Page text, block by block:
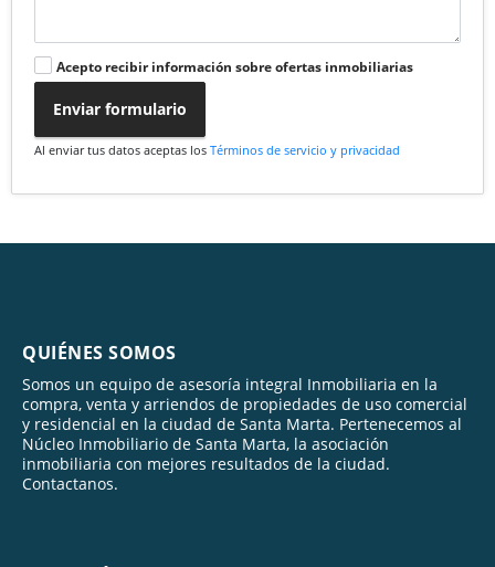
Acepto recibir información sobre ofertas inmobiliarias
Enviar formulario
Al enviar tus datos aceptas los Términos de servicio y privacidad
QUIÉNES SOMOS
Somos un equipo de asesoría integral Inmobiliaria en la
compra, venta y arriendos de propiedades de uso comercial
y residencial en la ciudad de Santa Marta. Pertenecemos al
Núcleo Inmobiliario de Santa Marta, la asociación
inmobiliaria con mejores resultados de la ciudad.
Contactanos.